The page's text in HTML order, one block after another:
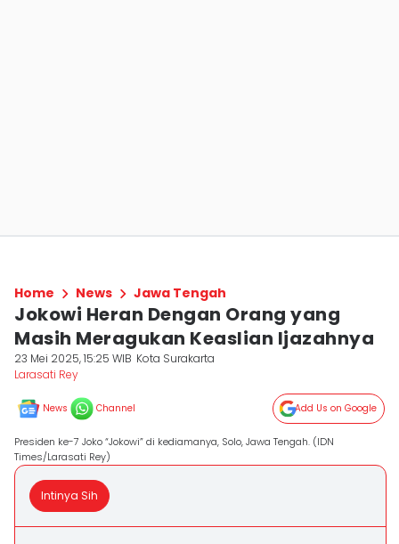
Home News Jawa Tengah
Jokowi Heran Dengan Orang yang
Masih Meragukan Keaslian Ijazahnya
23 Mei 2025, 15:25 WIB Kota Surakarta
Larasati Rey
News Channel Add Us on Google
Presiden ke-7 Joko “Jokowi” di kediamanya, Solo, Jawa Tengah. (IDN
Times/Larasati Rey)
Intinya Sih